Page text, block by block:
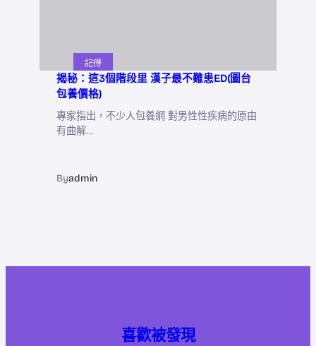
記得
揭秘：這3個階段里 漢子最不難患ED(圖台
包養價格)
專家指出，不少人包養網 對男性性疾病的原由
有曲解…
Byadmin
喜歡被發現